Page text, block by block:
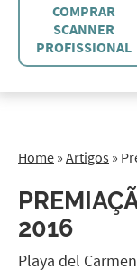
COMPRAR
SCANNER
PROFISSIONAL
Home » Artigos »
2016
Playa del